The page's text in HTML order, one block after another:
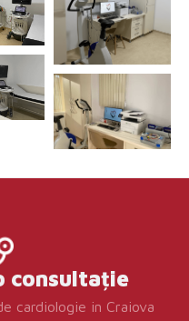
consultație
cardiologie in Craiova